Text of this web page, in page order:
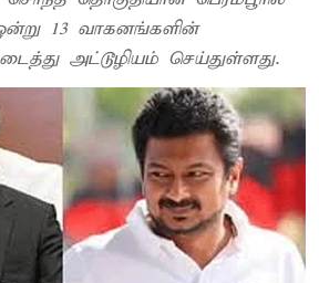
13 வாகனங்களின்
அட்டூழியம் செய்துள்ளது.